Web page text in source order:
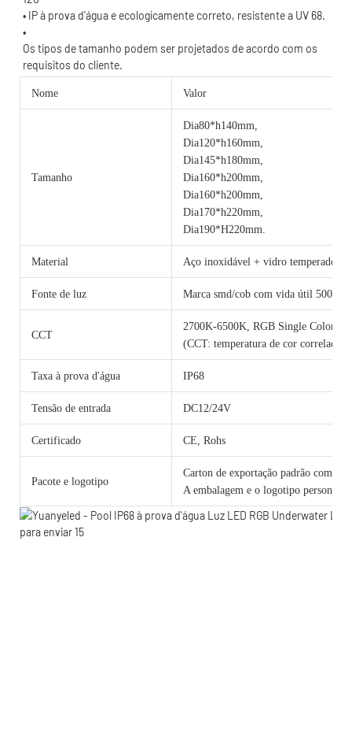
Os tipos de tamanho podem ser projetados de acordo com os
Nome Valor
Tamanho
Dia80*h140mm,
Dia120*h160mm,
Dia145*h180mm,
Dia160*h200mm,
Dia160*h200mm,
Dia170*h220mm,
Dia190*H220mm.
Material Aço inoxidável + vidro temperado
Fonte de luz Marca smd/cob com vida útil 50000
CCT
2700K-6500K, RGB Single Color
(CCT: temperatura de cor
Taxa à prova d'água IP68
Tensão de entrada DC12/24V
Certificado CE, Rohs
Pacote e logotipo
Carton de exportação padrão com
A embalagem e o logotipo